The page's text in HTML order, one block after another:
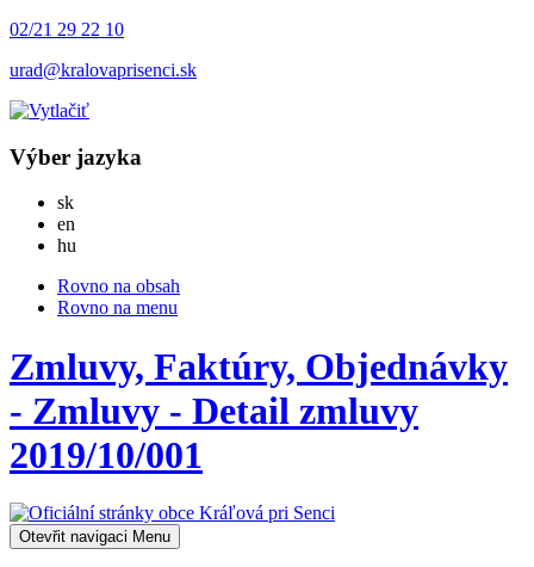
02/21 29 22 10
urad@kralovaprisenci.sk
Výber jazyka
skSlovensky
en
hu
Rovno na obsah
Rovno na menu
Zmluvy, Faktúry, Objednávky
- Zmluvy - Detail zmluvy
2019/10/001
Otevřit navigaci Menu